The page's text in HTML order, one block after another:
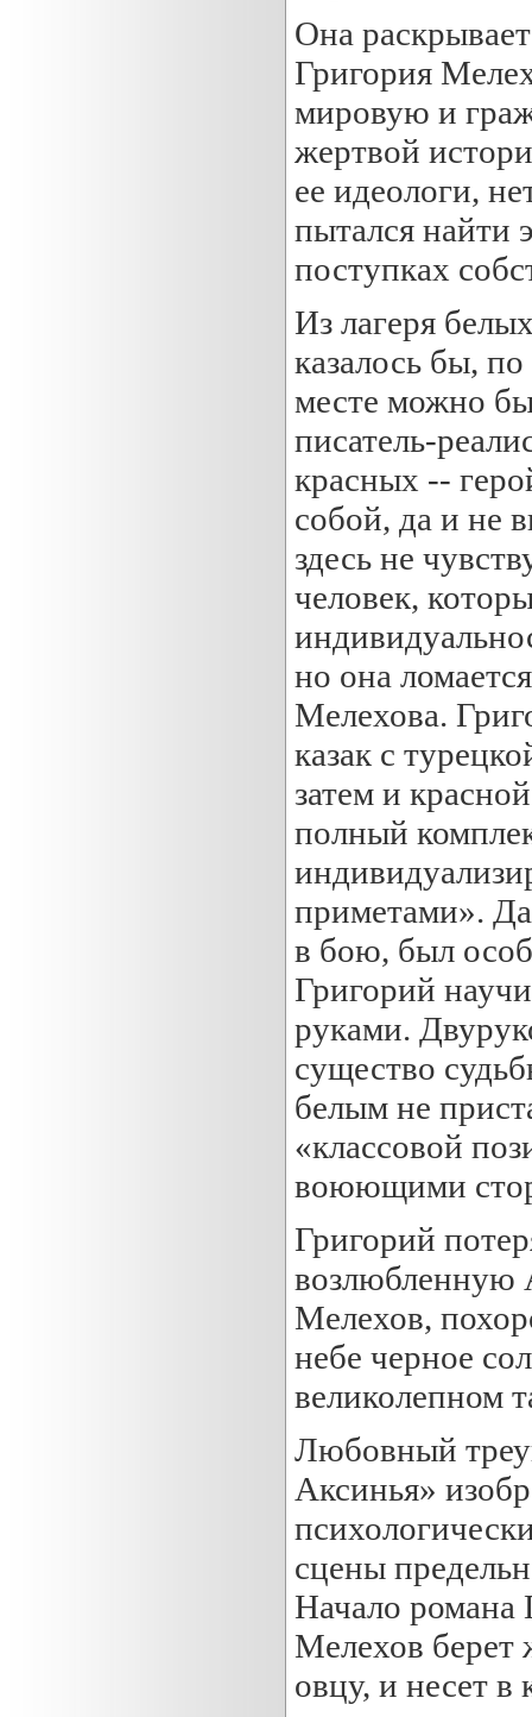
Она
Григория
мировую и
жертвой
ее идеологи,
пытался найти
поступках
Из лагеря
казалось бы,
месте можно
писатель-
красных --
собой, да и не
здесь не
человек,
но она
Мелехова.
казак с
затем и
полный
приметами».
в бою, был
Григорий
руками.
существо
белым не
«классовой
воюющими
Григорий
возлюбленную
Мелехов,
небе черное
великолепном
Любовный
Аксинья»
сцены
Начало романа
Мелехов берет
овцу, и несет в